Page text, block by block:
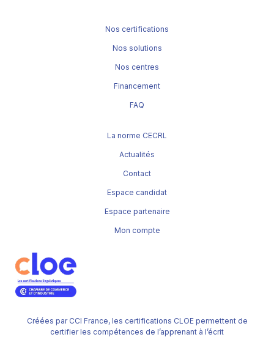
Créées par CCI France, les certifications CLOE permettent de
certifier les compétences de l’apprenant à l’écrit
Nos certifications
Nos solutions
Nos centres
Financement
FAQ
La norme CECRL
Actualités
Contact
Espace candidat
Espace partenaire
Mon compte